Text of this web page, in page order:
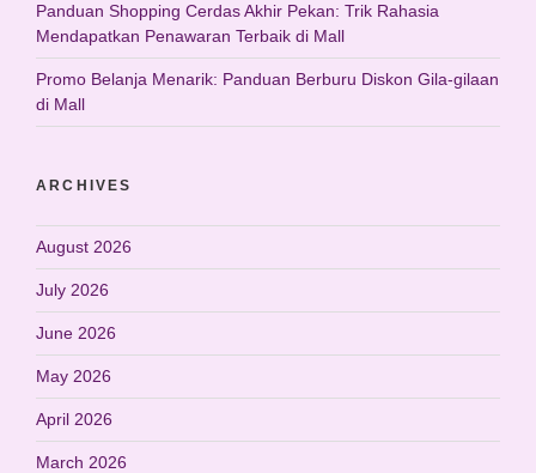
Panduan Shopping Cerdas Akhir Pekan: Trik Rahasia
Mendapatkan Penawaran Terbaik di Mall
Promo Belanja Menarik: Panduan Berburu Diskon Gila-gilaan
di Mall
ARCHIVES
August 2026
July 2026
June 2026
May 2026
April 2026
March 2026